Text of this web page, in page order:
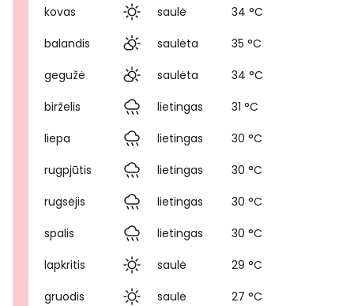
kovas
saulė
34 °C
balandis
saulėta
35 °C
gegužė
saulėta
34 °C
birželis
lietingas
31 °C
liepa
lietingas
30 °C
rugpjūtis
lietingas
30 °C
rugsėjis
lietingas
30 °C
spalis
lietingas
30 °C
lapkritis
saulė
29 °C
gruodis
saulė 27 °C